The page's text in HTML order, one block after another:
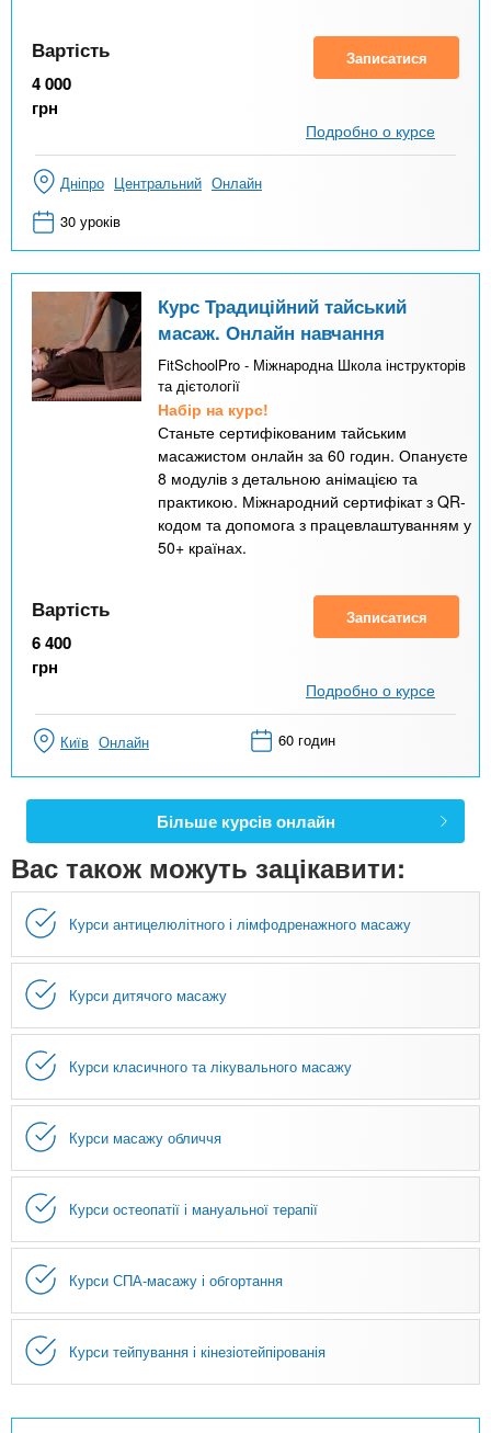
Вартість
4 000
грн
Записатися
Подробно о курсе
Дніпро Центральний Онлайн
30 уроків
Курс Традиційний тайський
масаж. Онлайн навчання
FitSchoolPro - Міжнародна Школа інструкторів
та дієтології
Набір на курс!
Станьте сертифікованим тайським
масажистом онлайн за 60 годин. Опануєте
8 модулів з детальною анімацією та
практикою. Міжнародний сертифікат з QR-
кодом та допомога з працевлаштуванням у
50+ країнах.
Вартість
6 400
грн
Записатися
Подробно о курсе
Київ Онлайн 60 годин
Більше курсів онлайн
Вас також можуть зацікавити:
Курси антицелюлітного і лімфодренажного масажу
Курси дитячого масажу
Курси класичного та лікувального масажу
Курси масажу обличчя
Курси остеопатії і мануальної терапії
Курси СПА-масажу і обгортання
Курси тейпування і кінезіотейпірованія